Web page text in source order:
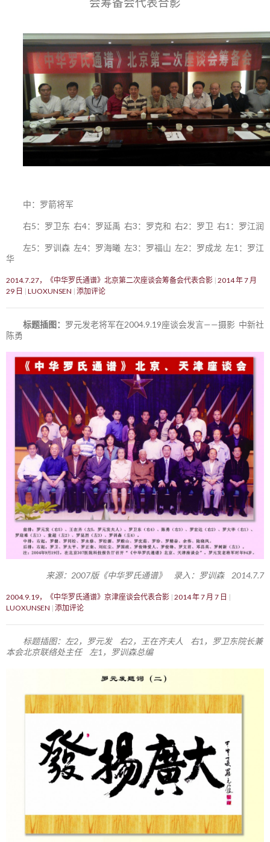
会筹备会代表合影
中：罗箭将军
右5：罗卫东 右4：罗延禹 右3：罗克和 右2：罗卫 右1：罗江润
左5：罗训森 左4：罗海曦 左3：罗福山 左2：罗成龙 左1：罗江
华
2014.7.27，《中华罗氏通谱》北京第二次座谈会筹备会代表合影 2014 年 7 月
29 日
LUOXUNSEN 添加评论
标题插图： 罗元发老将军在2004.9.19座谈会发言——摄影 中新社
陈勇
来源：2007版《中华罗氏通谱》 录入：罗训森 2014.7.7
2004.9.19，《中华罗氏通谱》京津座谈会代表合影 2014 年 7 月 7 日
LUOXUNSEN 添加评论
标题插图：左2，罗元发 右2，王在齐夫人 右1，罗卫东院长兼
本会北京联络处主任 左1，罗训森总编